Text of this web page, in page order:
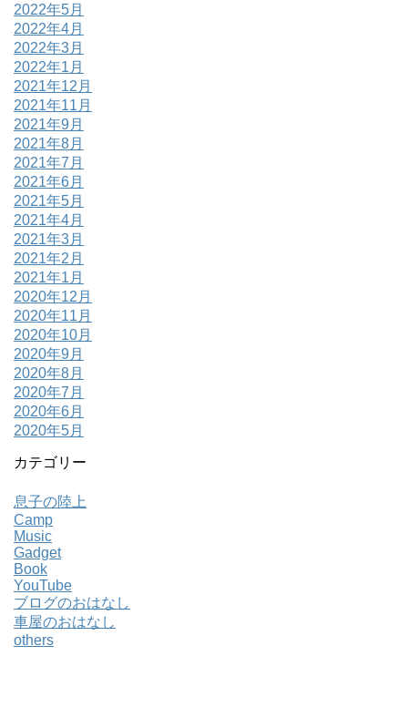
2022年5月
2022年4月
2022年3月
2022年1月
2021年12月
2021年11月
2021年9月
2021年8月
2021年7月
2021年6月
2021年5月
2021年4月
2021年3月
2021年2月
2021年1月
2020年12月
2020年11月
2020年10月
2020年9月
2020年8月
2020年7月
2020年6月
2020年5月
カテゴリー
息子の陸上
Camp
Music
Gadget
Book
YouTube
ブログのおはなし
車屋のおはなし
others